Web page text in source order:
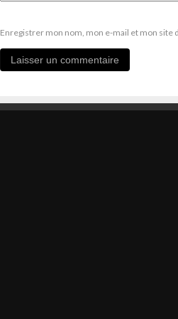
Enregistrer mon nom, mon e-mail et mon site